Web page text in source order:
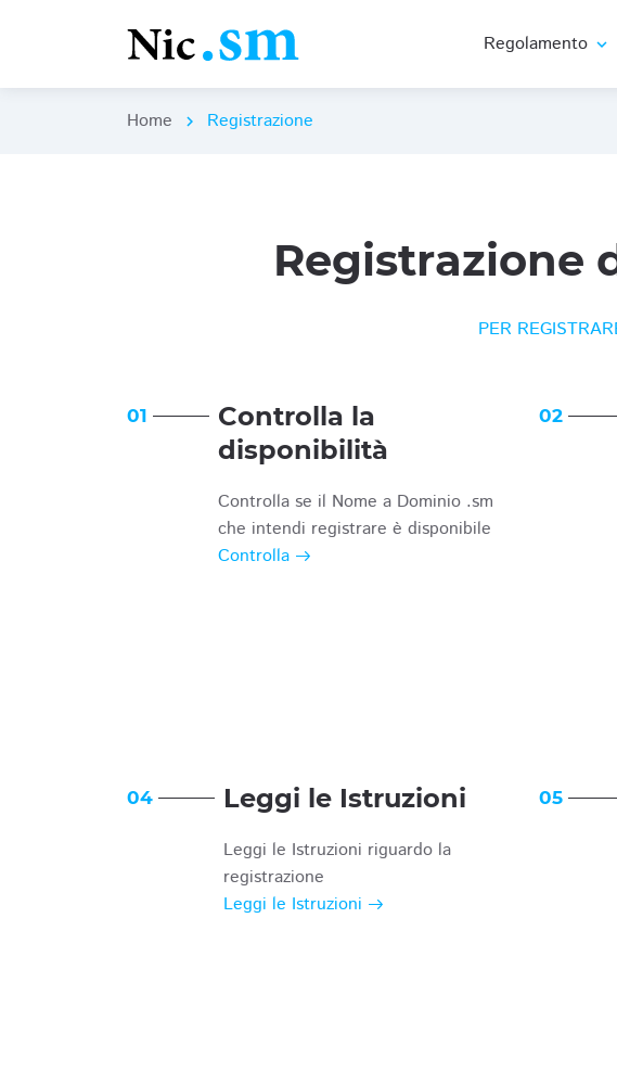
Regolamento expand_more
Home chevron_right Registrazione
Registrazione
PER
01
Controlla la
disponibilità
Controlla se il Nome a Dominio .sm
che intendi registrare è disponibile
Controlla
02
04 Leggi le Istruzioni
Leggi le Istruzioni riguardo la
registrazione
Leggi le Istruzioni
05